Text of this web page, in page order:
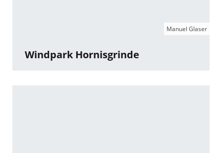
Manuel Glaser
Windpark Hornisgrinde